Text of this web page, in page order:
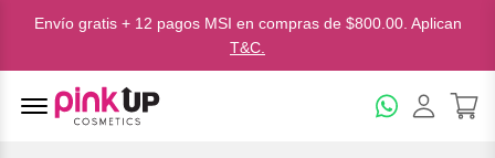
Envío gratis + 12 pagos MSI en compras de $800.00. Aplican
T&C.
Menu Open